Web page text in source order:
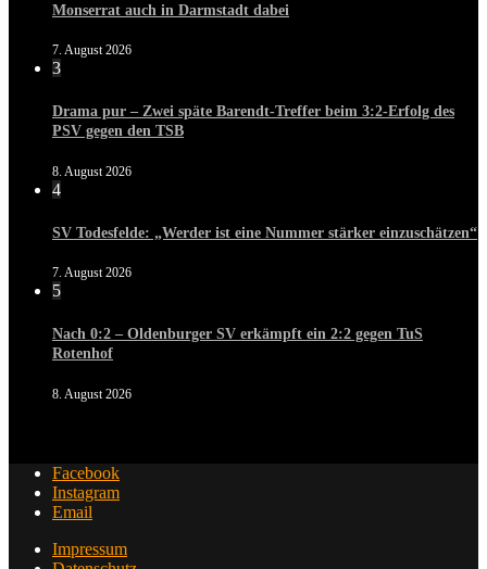
Monserrat auch in Darmstadt dabei
7. August 2026
3
Drama pur – Zwei späte Barendt-Treffer beim 3:2-Erfolg des
PSV gegen den TSB
8. August 2026
4
SV Todesfelde: „Werder ist eine Nummer stärker einzuschätzen“
7. August 2026
5
Nach 0:2 – Oldenburger SV erkämpft ein 2:2 gegen TuS
Rotenhof
8. August 2026
Facebook
Instagram
Email
Impressum